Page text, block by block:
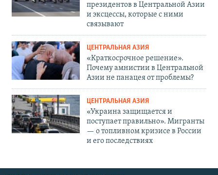
президентов в Центральной Азии
и эксцессы, которые с ними
связывают
ЦЕНТРАЛЬНАЯ АЗИЯ
«Краткосрочное решение».
Почему амнистии в Центральной
Азии не панацея от проблемы?
ЦЕНТРАЛЬНАЯ АЗИЯ
«Украина защищается и
поступает правильно». Мигранты
— о топливном кризисе в России
и его последствиях